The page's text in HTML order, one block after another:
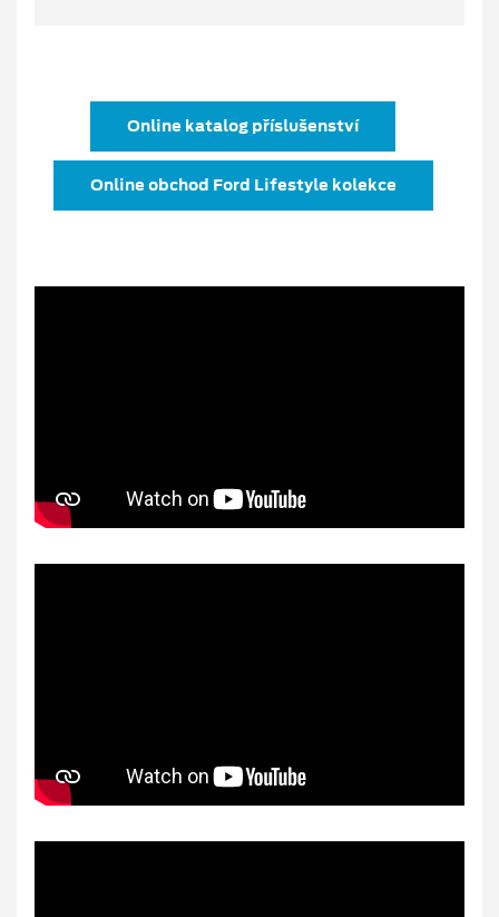
Online katalog příslušenství
Online obchod Ford Lifestyle kolekce